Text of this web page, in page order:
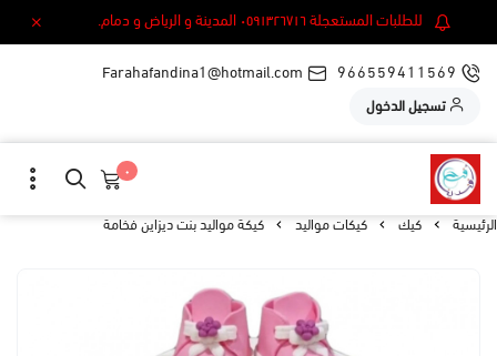
للطلبات المستعجلة ٠٥٩١٣٢٦٧١٦ المدينة و الرياض و دمام.
966559411569
Farahafandina1@hotmail.com
تسجيل الدخول
٠
الرئيسية كيك كيكات مواليد كيكة مواليد بنت ديزاين فخامة